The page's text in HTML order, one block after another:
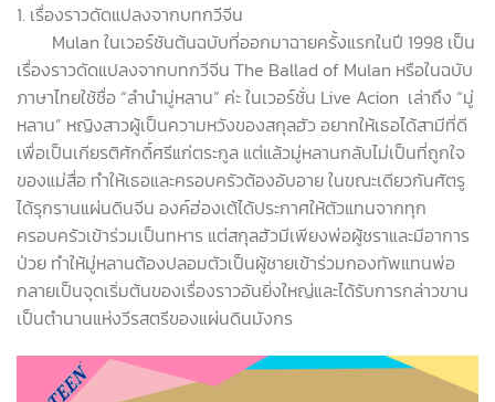
1. เรื่องราวดัดแปลงจากบทกวีจีน
Mulan ในเวอร์ชันต้นฉบับที่ออกมาฉายครั้งแรกในปี 1998 เป็น
เรื่องราวดัดแปลงจากบทกวีจีน The Ballad of Mulan หรือในฉบับ
ภาษาไทยใช้ชื่อ “ลำนำมู่หลาน” ค่ะ ในเวอร์ชั่น Live Acion เล่าถึง “มู่
หลาน” หญิงสาวผู้เป็นความหวังของสกุลฮัว อยากให้เธอได้สามีที่ดี
เพื่อเป็นเกียรติศักดิ์ศรีแก่ตระกูล แต่แล้วมู่หลานกลับไม่เป็นที่ถูกใจ
ของแม่สื่อ ทำให้เธอและครอบครัวต้องอับอาย ในขณะเดียวกันศัตรู
ได้รุกรานแผ่นดินจีน องค์ฮ่องเต้ได้ประกาศให้ตัวแทนจากทุก
ครอบครัวเข้าร่วมเป็นทหาร แต่สกุลฮัวมีเพียงพ่อผู้ชราและมีอาการ
ป่วย ทำให้มู่หลานต้องปลอมตัวเป็นผู้ชายเข้าร่วมกองทัพแทนพ่อ
กลายเป็นจุดเริ่มต้นของเรื่องราวอันยิ่งใหญ่และได้รับการกล่าวขาน
เป็นตำนานแห่งวีรสตรีของแผ่นดินมังกร